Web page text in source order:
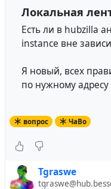
Локальная
Есть ли в hubzilla
instance вне
Я новый, всех
по нужному
вопрос ЧаВо
Tgraswe